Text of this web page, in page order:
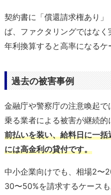
契約書に「償還請求権あり
ば、ファクタリングではな
年利換算すると高率になるケ
過去の被害事例
金融庁や警察庁の注意喚起
乗る業者による被害が継続的
前払いを装い、給料日に一
には高金利の貸付です。
中小企業向けでも、相場2〜
30〜50%を請求するケース